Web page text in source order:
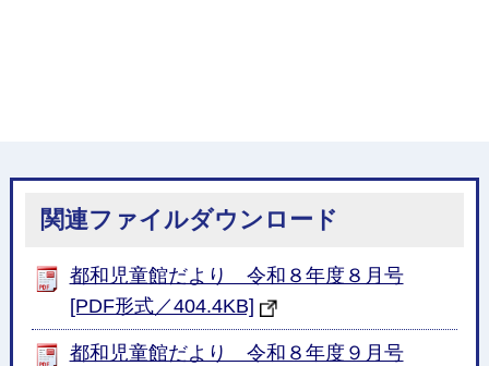
関連ファイルダウンロード
都和児童館だより 令和８年度８月号
[PDF形式／404.4KB]
都和児童館だより 令和８年度９月号